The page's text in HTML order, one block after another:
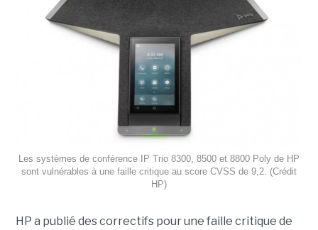
Les systèmes de conférence IP Trio 8300, 8500 et 8800 Poly de HP
sont vulnérables à une faille critique au score CVSS de 9,2. (Crédit
HP)
HP a publié des correctifs pour une faille critique de